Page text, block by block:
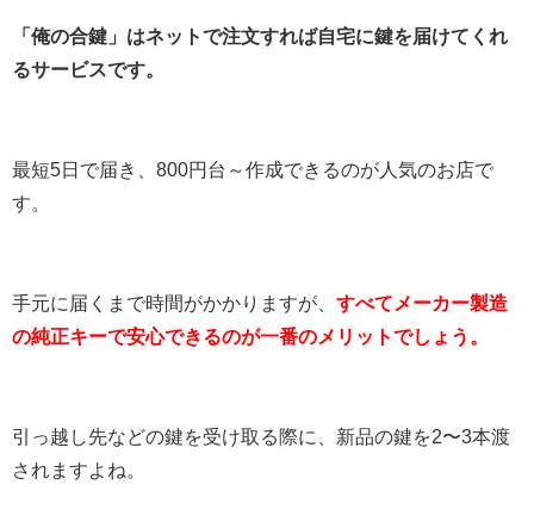
「俺の合鍵」はネットで注文すれば自宅に鍵を届けてくれ
るサービスです。
最短5日で届き、800円台～作成できるのが人気のお店で
す。
手元に届くまで時間がかかりますが、 すべてメーカー製造
の純正キーで安心できるのが一番のメリットでしょう。
引っ越し先などの鍵を受け取る際に、新品の鍵を2〜3本渡
されますよね。